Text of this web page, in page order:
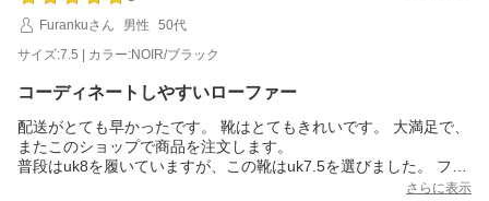
Furankuさん
男性
50代
サイズ:7.5 | カラー:NOIR/ブラック
コーディネートしやすいローファー
配送がとても早かったです。 靴はとてもきれいです。 大満足で、
またこのショップで商品を注文します。
普段はuk8を履いていますが、この靴はuk7.5を選びました。 フィ
さらに表示